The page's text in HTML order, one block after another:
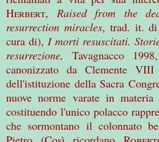
Herbert, Raised from the
resurrection miracles, trad. it.
cura di), I morti resuscitati.
resurrezione, Tavagnacco
canonizzato da Clemente
dell'istituzione della Sacra
nuove norme varate in
costituendo l'unico polacco
che sormontano il colonnato